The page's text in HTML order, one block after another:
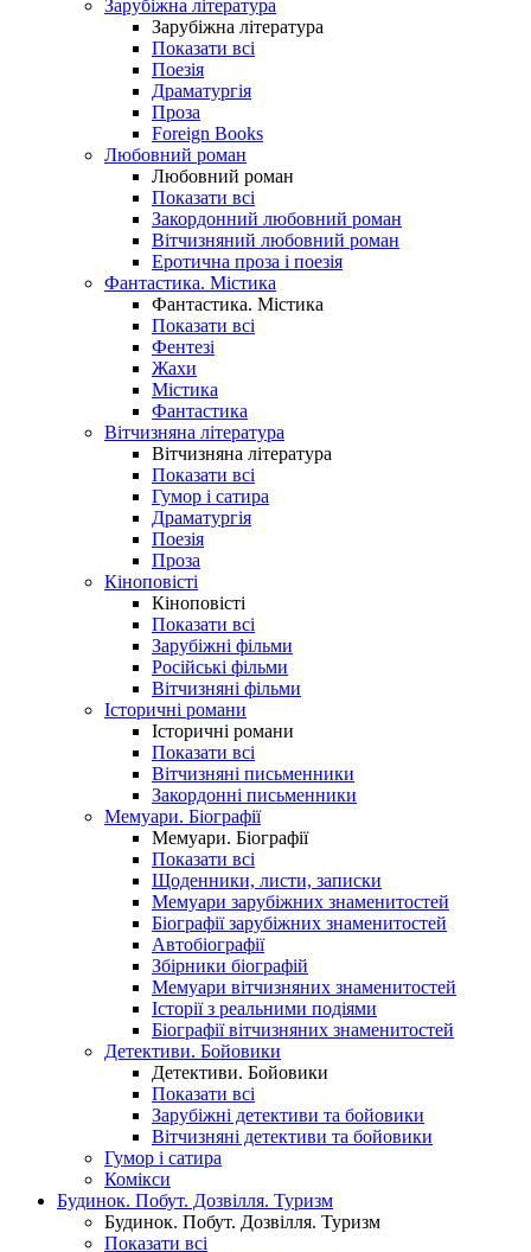
Зарубіжна література
Зарубіжна література
Показати всі
Поезія
Драматургія
Проза
Foreign Books
Любовний роман
Любовний роман
Показати всі
Закордонний любовний роман
Вітчизняний любовний роман
Еротична проза і поезія
Фантастика. Містика
Фантастика. Містика
Показати всі
Фентезі
Жахи
Містика
Фантастика
Вітчизняна література
Вітчизняна література
Показати всі
Гумор і сатира
Драматургія
Поезія
Проза
Кіноповісті
Кіноповісті
Показати всі
Зарубіжні фільми
Російські фільми
Вітчизняні фільми
Історичні романи
Історичні романи
Показати всі
Вітчизняні письменники
Закордонні письменники
Мемуари. Біографії
Мемуари. Біографії
Показати всі
Щоденники, листи, записки
Мемуари зарубіжних знаменитостей
Біографії зарубіжних знаменитостей
Автобіографії
Збірники біографій
Мемуари вітчизняних знаменитостей
Історії з реальними подіями
Біографії вітчизняних знаменитостей
Детективи. Бойовики
Детективи. Бойовики
Показати всі
Зарубіжні детективи та бойовики
Вітчизняні детективи та бойовики
Гумор і сатира
Комікси
Будинок. Побут. Дозвілля. Туризм
Будинок. Побут. Дозвілля. Туризм
Показати всі